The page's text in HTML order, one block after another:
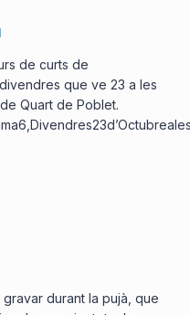
de curts de
que ve 23 a les
de Quart de Poblet.
durant la pujà, que